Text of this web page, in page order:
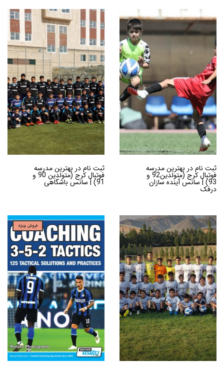
ثبت نام در بهترین مدرسه
فوتبال کرج (متولدین92 و
93) | سانس آینده سازان
درفک
ثبت نام در بهترین مدرسه
فوتبال کرج (متولدین 90 و
91) | سانس باشگاهی
فروش ویژه